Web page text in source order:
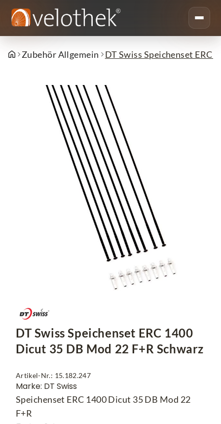
Zubehör Allgemein DT Swiss Speichenset ERC
DT Swiss Speichenset ERC 1400
Dicut 35 DB Mod 22 F+R Schwarz
Artikel-Nr.: 15.182.247
Marke: DT Swiss
Speichenset ERC 1400 Dicut 35 DB Mod 22
F+R